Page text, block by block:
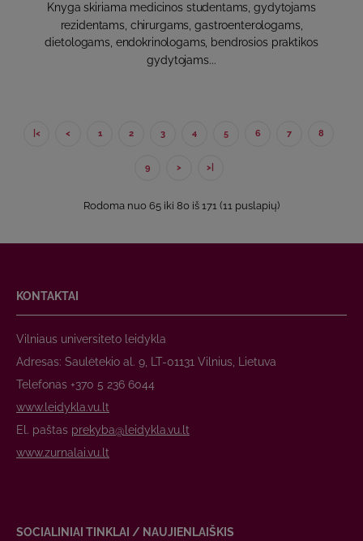
Knyga skiriama medicinos studentams, gydytojams
rezidentams, chirurgams, gastroenterologams,
dietologams, endokrinologams, bendrosios praktikos
gydytojams...
|< < 1 2 3 4 5 6 7 8
9 > >|
Rodoma nuo 65 iki 80 iš 171 (11 puslapių)
KONTAKTAI
Vilniaus universiteto leidykla
Adresas: Saulėtekio al. 9, LT-01131 Vilnius, Lietuva
Telefonas +370 5 236 6044
www.leidykla.vu.lt
El. paštas prekyba@leidykla.vu.lt
www.zurnalai.vu.lt
SOCIALINIAI TINKLAI / NAUJIENLAIŠKIS